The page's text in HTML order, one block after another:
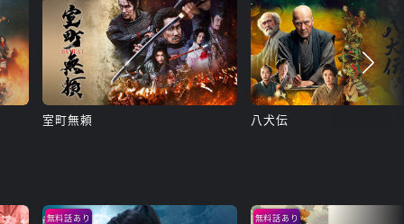
室町無頼 八犬伝
無料話あり 無料話あり